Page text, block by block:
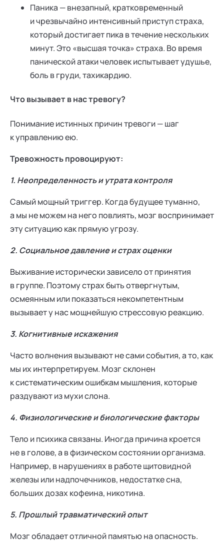
Паника — внезапный, кратковременный
и чрезвычайно интенсивный приступ страха,
который достигает пика в течение нескольких
минут. Это «высшая точка» страха. Во время
панической атаки человек испытывает удушье,
боль в груди, тахикардию.
Что вызывает в нас тревогу?
Понимание истинных причин тревоги — шаг
к управлению ею.
Тревожность провоцируют:
1. Неопределенность и утрата контроля
Самый мощный триггер. Когда будущее туманно,
а мы не можем на него повлиять, мозг воспринимает
эту ситуацию как прямую угрозу.
2. Социальное давление и страх оценки
Выживание исторически зависело от принятия
в группе. Поэтому страх быть отвергнутым,
осмеянным или показаться некомпетентным
вызывает у нас мощнейшую стрессовую реакцию.
3. Когнитивные искажения
Часто волнения вызывают не сами события, а то, как
мы их интерпретируем. Мозг склонен
к систематическим ошибкам мышления, которые
раздувают из мухи слона.
4. Физиологические и биологические факторы
Тело и психика связаны. Иногда причина кроется
не в голове, а в физическом состоянии организма.
Например, в нарушениях в работе щитовидной
железы или надпочечников, недостатке сна,
больших дозах кофеина, никотина.
5. Прошлый травматический опыт
Мозг обладает отличной памятью на опасность.